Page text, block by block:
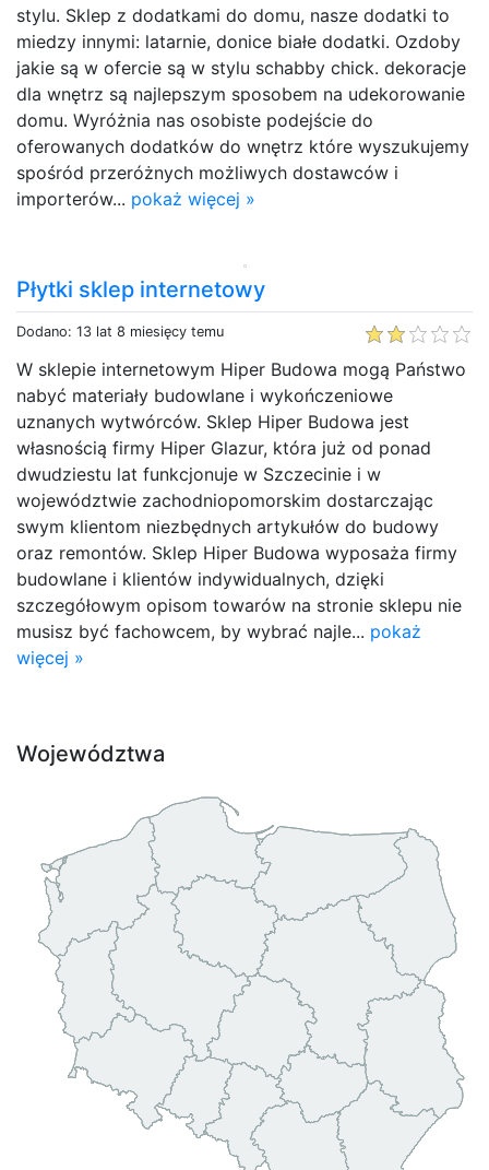
stylu. Sklep z dodatkami do domu, nasze dodatki to
miedzy innymi: latarnie, donice białe dodatki. Ozdoby
jakie są w ofercie są w stylu schabby chick. dekoracje
dla wnętrz są najlepszym sposobem na udekorowanie
domu. Wyróżnia nas osobiste podejście do
oferowanych dodatków do wnętrz które wyszukujemy
spośród przeróżnych możliwych dostawców i
importerów... pokaż więcej »
Płytki sklep internetowy
Dodano: 13 lat 8 miesięcy temu
W sklepie internetowym Hiper Budowa mogą Państwo
nabyć materiały budowlane i wykończeniowe
uznanych wytwórców. Sklep Hiper Budowa jest
własnością firmy Hiper Glazur, która już od ponad
dwudziestu lat funkcjonuje w Szczecinie i w
województwie zachodniopomorskim dostarczając
swym klientom niezbędnych artykułów do budowy
oraz remontów. Sklep Hiper Budowa wyposaża firmy
budowlane i klientów indywidualnych, dzięki
szczegółowym opisom towarów na stronie sklepu nie
musisz być fachowcem, by wybrać najle... pokaż
więcej »
Województwa